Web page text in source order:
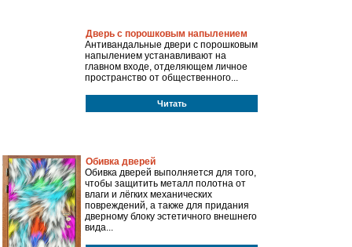
Дверь с порошковым напылением
Антивандальные двери с порошковым
напылением устанавливают на
главном входе, отделяющем личное
пространство от общественного...
Читать
Обивка дверей
Обивка дверей выполняется для того,
чтобы защитить металл полотна от
влаги и лёгких механических
повреждений, а также для придания
дверному блоку эстетичного внешнего
вида...